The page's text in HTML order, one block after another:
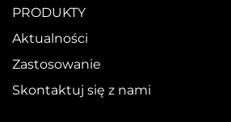
PRODUKTY
Aktualności
Zastosowanie
Skontaktuj się z nami